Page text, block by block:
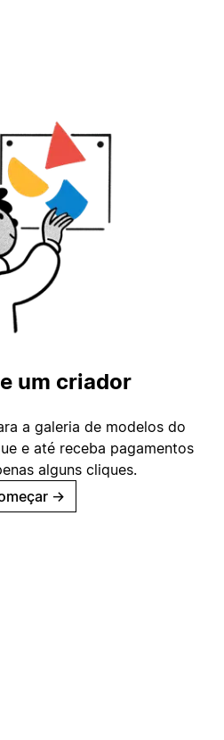
um criador
a galeria de modelos do
e até receba pagamentos
alguns cliques.
→